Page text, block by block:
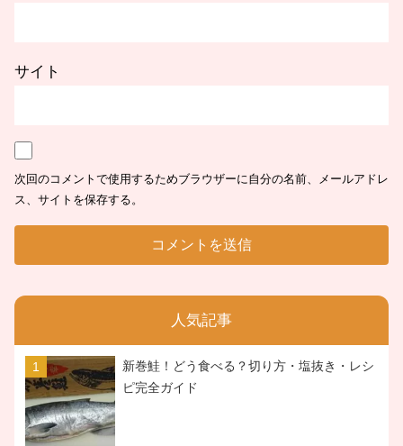
サイト
次回のコメントで使用するためブラウザーに自分の名前、メールアドレ
ス、サイトを保存する。
人気記事
新巻鮭！どう食べる？切り方・塩抜き・レシ
ピ完全ガイド